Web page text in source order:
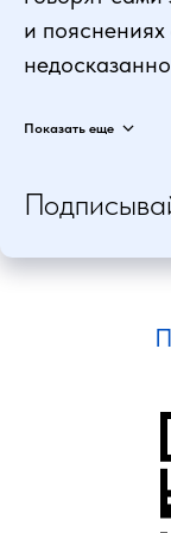
и пояснениях
Показать еще